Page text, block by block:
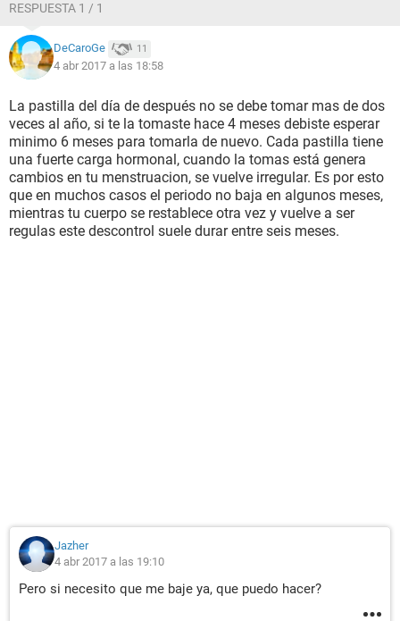
RESPUESTA 1 / 1
DeCaroGe 11
4 abr 2017 a las 18:58
La pastilla del día de después no se debe tomar mas de dos
veces al año, si te la tomaste hace 4 meses debiste esperar
minimo 6 meses para tomarla de nuevo. Cada pastilla tiene
una fuerte carga hormonal, cuando la tomas está genera
cambios en tu menstruacion, se vuelve irregular. Es por esto
que en muchos casos el periodo no baja en algunos meses,
mientras tu cuerpo se restablece otra vez y vuelve a ser
regulas este descontrol suele durar entre seis meses.
Jazher
4 abr 2017 a las 19:10
Pero si necesito que me baje ya, que puedo hacer?